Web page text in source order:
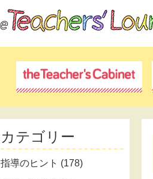
カテゴリー
指導のヒント (178)